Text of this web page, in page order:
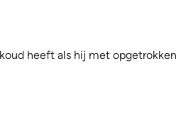
heeft als hij met